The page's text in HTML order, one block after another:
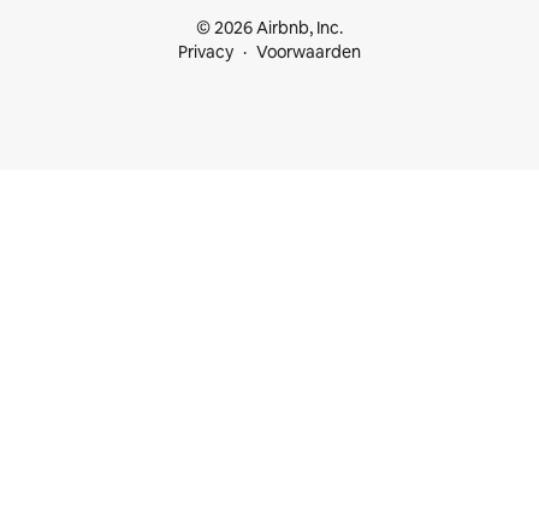
© 2026 Airbnb, Inc.
Privacy
Voorwaarden